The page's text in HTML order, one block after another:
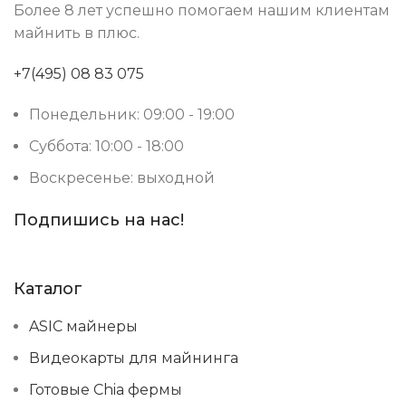
Более 8 лет успешно помогаем нашим клиентам
майнить в плюс.
+7(495) 08 83 075
Понедельник: 09:00 - 19:00
Суббота: 10:00 - 18:00
Воскресенье: выходной
Подпишись на нас!
Каталог
ASIC майнеры
Видеокарты для майнинга
Готовые Chia фермы